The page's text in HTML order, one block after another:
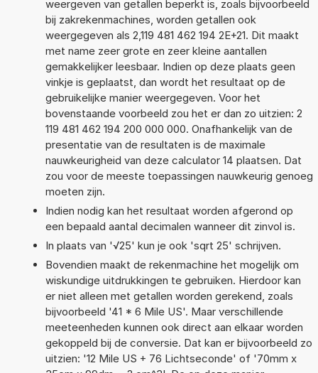
weergeven van getallen beperkt is, zoals bijvoorbeeld
bij zakrekenmachines, worden getallen ook
weergegeven als 2,119 481 462 194 2E+21. Dit maakt
met name zeer grote en zeer kleine aantallen
gemakkelijker leesbaar. Indien op deze plaats geen
vinkje is geplaatst, dan wordt het resultaat op de
gebruikelijke manier weergegeven. Voor het
bovenstaande voorbeeld zou het er dan zo uitzien: 2
119 481 462 194 200 000 000. Onafhankelijk van de
presentatie van de resultaten is de maximale
nauwkeurigheid van deze calculator 14 plaatsen. Dat
zou voor de meeste toepassingen nauwkeurig genoeg
moeten zijn.
Indien nodig kan het resultaat worden afgerond op
een bepaald aantal decimalen wanneer dit zinvol is.
In plaats van '√25' kun je ook 'sqrt 25' schrijven.
Bovendien maakt de rekenmachine het mogelijk om
wiskundige uitdrukkingen te gebruiken. Hierdoor kan
er niet alleen met getallen worden gerekend, zoals
bijvoorbeeld '41 * 6 Mile US'. Maar verschillende
meeteenheden kunnen ook direct aan elkaar worden
gekoppeld bij de conversie. Dat kan er bijvoorbeeld zo
uitzien: '12 Mile US + 76 Lichtseconde' of '70mm x